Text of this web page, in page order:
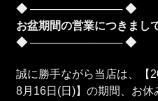
◆ ──────────── ◆
お盆期間の営業につきまし
◆ ──────────── ◆
誠に勝手ながら当店は、【
8月16日(日)】の期間、お休